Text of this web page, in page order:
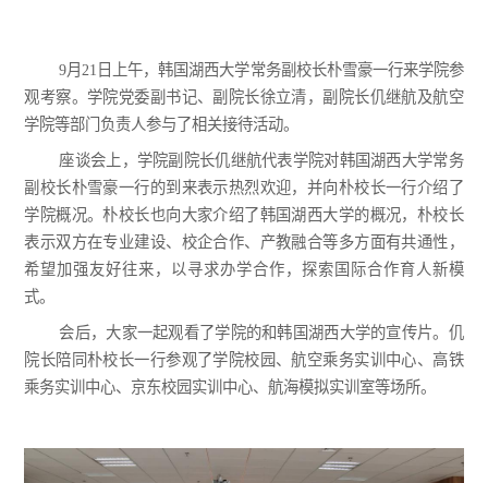
9月21日上午，韩国湖西大学常务副校长朴雪豪一行来学院参
观考察。学院党委副书记、副院长徐立清，副院长仉继航及航空
学院等部门负责人参与了相关接待活动。
座谈会上，学院副院长仉继航代表学院对韩国湖西大学常务
副校长朴雪豪一行的到来表示热烈欢迎，并向朴校长一行介绍了
学院概况。朴校长也向大家介绍了韩国湖西大学的概况，朴校长
表示双方在专业建设、校企合作、产教融合等多方面有共通性，
希望加强友好往来，以寻求办学合作，探索国际合作育人新模
式。
会后，大家一起观看了学院的和韩国湖西大学的宣传片。仉
院长陪同朴校长一行参观了学院校园、航空乘务实训中心、高铁
乘务实训中心、京东校园实训中心、航海模拟实训室等场所。